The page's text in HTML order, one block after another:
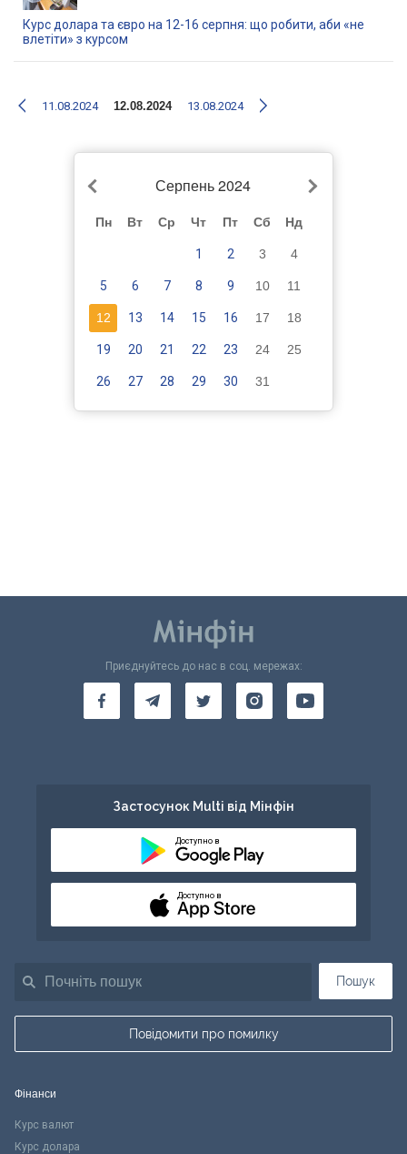
Курс долара та євро на 12-16 серпня: що робити, аби «не
влетіти» з курсом
11.08.2024 12.08.2024 13.08.2024
Серпень 2024
Пн Вт Ср Чт Пт Сб Нд
1 2 3 4
5 6 7 8 9 10 11
12 13 14 15 16 17 18
19 20 21 22 23 24 25
26 27 28 29 30 31
Пошук
Повідомити про помилку
Приєднуйтесь до нас в соц. мережах:
Застосунок Multi від Мінфін
Доступно в
Доступно в
Фінанси
Курс валют
Курс долара